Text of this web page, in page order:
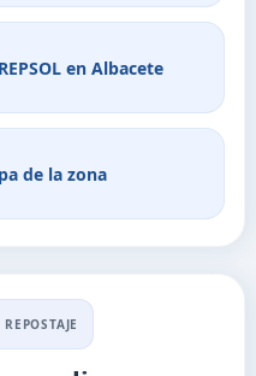
en Albacete
de la zona